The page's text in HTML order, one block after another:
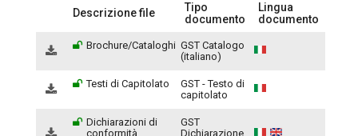
Descrizione file
Tipo
documento
Lingua
documento
Brochure/Cataloghi GST Catalogo
(italiano)
Testi di Capitolato
GST - Testo di
capitolato
Dichiarazioni di
conformità
GST
Dichiarazione